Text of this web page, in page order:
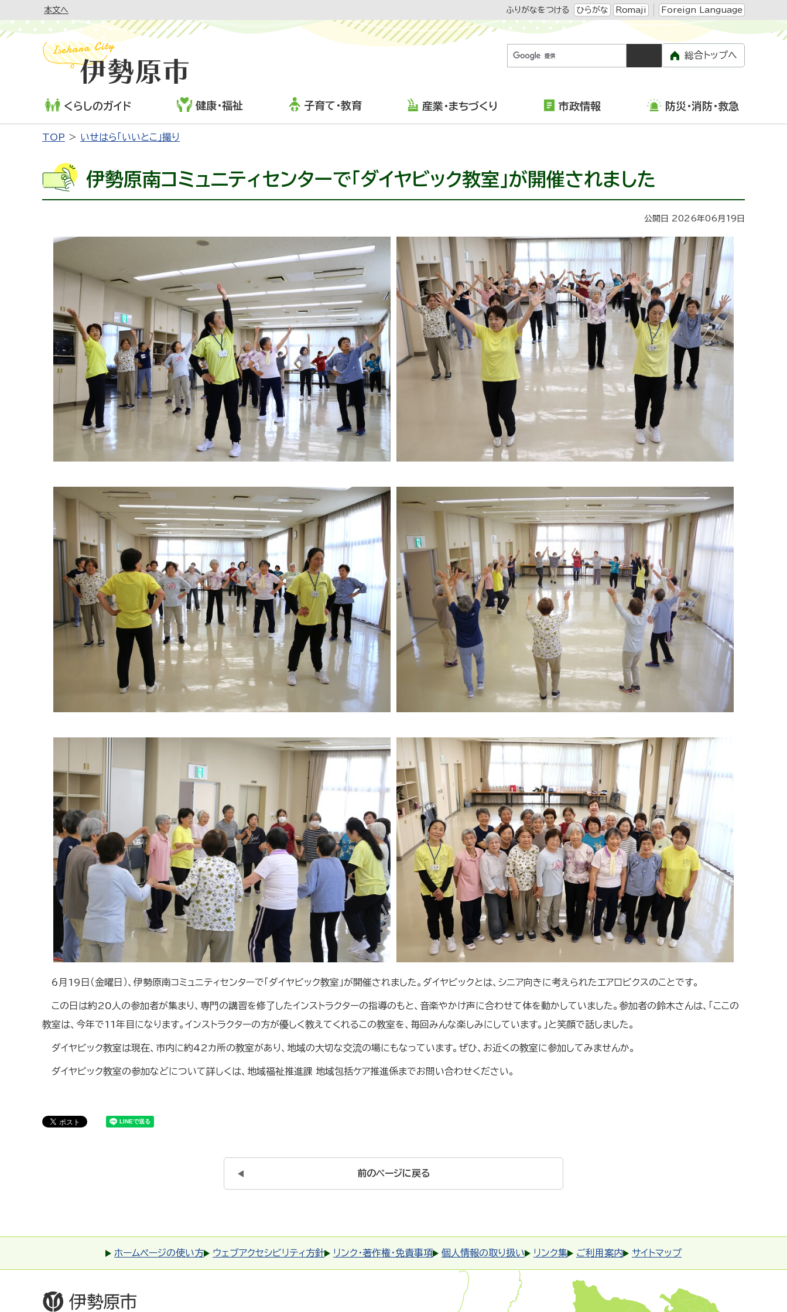
本文へ ふりがなをつける ひらがな Romaji Foreign Language
総合トップへ
くらしのガイド 健康・福祉 子育て・教育 産業・まちづくり 市政情報 防災・消防・救急
TOP いせはら「いいとこ」撮り
伊勢原南コミュニティセンターで「ダイヤビック教室」が開催されました
公開日 2026年06月19日
6月19日（金曜日）、伊勢原南コミュニティセンターで「ダイヤビック教室」が開催されました。ダイヤビックとは、シニア向きに考えられたエアロビクスのことです。
この日は約20人の参加者が集まり、専門の講習を修了したインストラクターの指導のもと、音楽やかけ声に合わせて体を動かしていました。参加者の鈴木さんは、「ここの
教室は、今年で11年目になります。インストラクターの方が優しく教えてくれるこの教室を、毎回みんな楽しみにしています。」と笑顔で話しました。
ダイヤビック教室は現在、市内に約42カ所の教室があり、地域の大切な交流の場にもなっています。ぜひ、お近くの教室に参加してみませんか。
ダイヤビック教室の参加などについて詳しくは、地域福祉推進課 地域包括ケア推進係までお問い合わせください。
前のページに戻る
ホームページの使い方 ウェブアクセシビリティ方針 リンク・著作権・免責事項 個人情報の取り扱い リンク集 ご利用案内 サイトマップ